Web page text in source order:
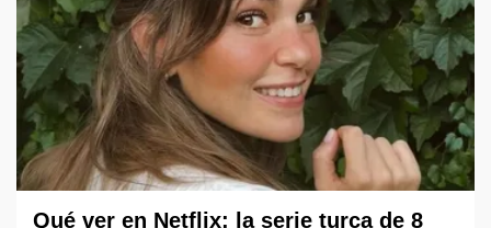
Qué ver en Netflix: la serie turca de 8